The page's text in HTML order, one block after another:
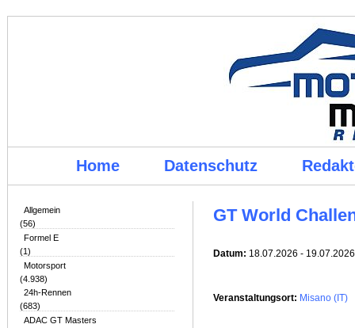
Home Datenschutz
Allgemein
(56)
Formel E
(1)
Motorsport
(4.938)
24h-Rennen
(683)
ADAC GT Masters
GT World
Datum: 18.07.2026 - 19.07.2026
Veranstaltungsort: Misano (IT)